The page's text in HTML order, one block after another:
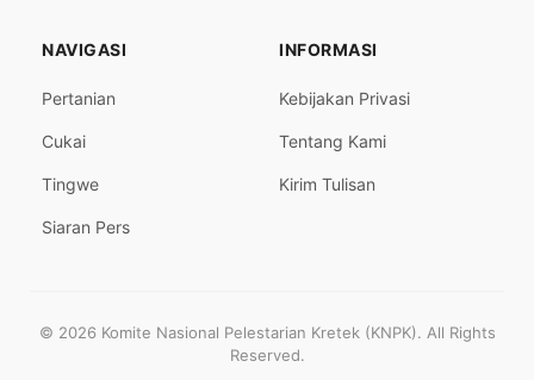
NAVIGASI
Pertanian
Cukai
Tingwe
Siaran Pers
INFORMASI
Kebijakan Privasi
Tentang Kami
Kirim Tulisan
© 2026 Komite Nasional Pelestarian Kretek (KNPK). All Rights
Reserved.